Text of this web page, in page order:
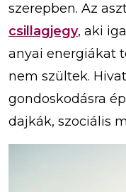
szerepben. Az
csillagjegy, aki
anyai energiákat
nem szültek.
gondoskodásra
dajkák, szociális